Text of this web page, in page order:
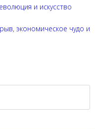
и искусство
экономическое чудо и